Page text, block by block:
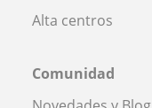
Alta centros
Comunidad